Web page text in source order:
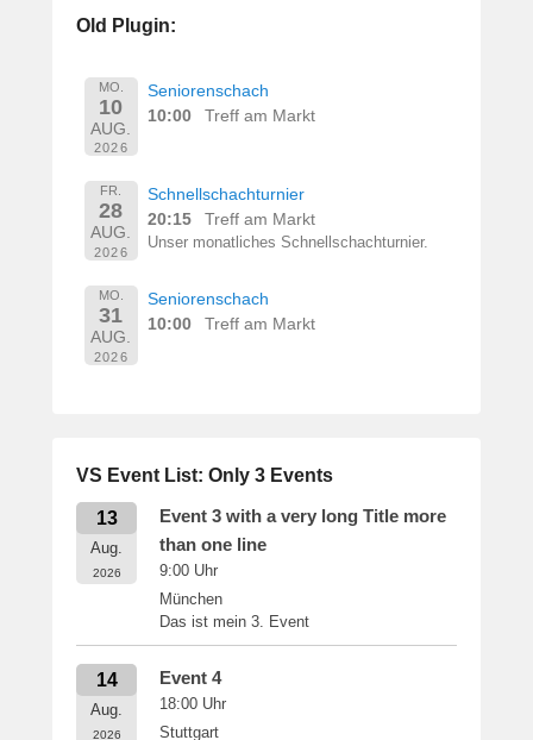
Old Plugin:
MO.
10
AUG.
2026
Seniorenschach
10:00
Treff am Markt
FR.
28
AUG.
2026
Schnellschachturnier
20:15
Treff am Markt
Unser monatliches Schnellschachturnier.
MO.
31
AUG.
2026
Seniorenschach
10:00
Treff am Markt
VS Event List: Only 3 Events
13
Aug.
2026
Event 3 with a very long Title more
than one line
9:00 Uhr
München
Das ist mein 3. Event
14
Aug.
2026
Event 4
18:00 Uhr
Stuttgart